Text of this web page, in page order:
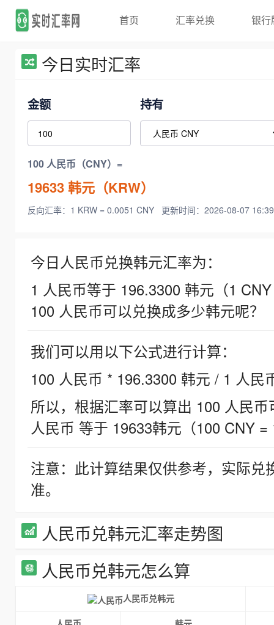
首页 汇率兑换 银行
今日实时汇率
金额 持有
100 人民币（CNY）=
19633韩元（KRW）
反向汇率：1 KRW = 0.0051 CNY 更新时间：2026-08-07
今日人民币兑换韩元汇率为：
1 人民币等于 196.3300 韩元（1
100 人民币可以兑换成多少韩元呢？
我们可以用以下公式进行计算：
100 人民币 * 196.3300 韩元 / 1 人民
所以，根据汇率可以算出 100 人民
人民币 等于 19633韩元（100 CNY =
注意：此计算结果仅供参考，实际
准。
人民币兑韩元汇率走势图
人民币兑韩元怎么算
人民币兑韩元